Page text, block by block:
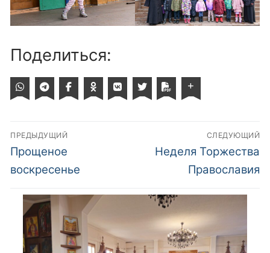
Поделиться:
Навигация
по
записям
ПРЕДЫДУЩИЙ
Предыдущий
пост:
Прощеное
воскресенье
СЛЕДУЮЩИЙ
Следующий
Неделя Торжества
Православия